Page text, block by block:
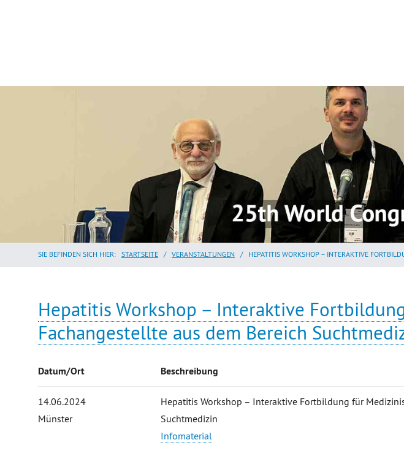
SIE BEFINDEN SICH HIER: STARTSEITE / VERANSTALTUNGEN / HEPATITIS WORKSHOP – INTERAKTIVE
Hepatitis Workshop – Interaktive
Fachangestellte aus dem Bereich
Datum/Ort Beschreibung
14.06.2024
Münster
Hepatitis Workshop – Interaktive Fortbildung für
Suchtmedizin
Infomaterial